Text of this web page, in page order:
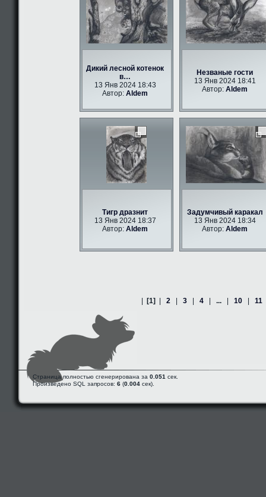
Дикий лесной котенок
в…
13 Янв 2024 18:43
Автор:Aldem
Незваные гости
13 Янв 2024 18:41
Автор:Aldem
Тигр дразнит
13 Янв 2024 18:37
Автор:Aldem
Задумчивый каракал
13 Янв 2024 18:34
Автор:Aldem
[1] 2 3 4 ... 10 11
Страница полностью сгенерирована за 0.051 сек.
Произведено SQL запросов: 6 (0.004 сек).